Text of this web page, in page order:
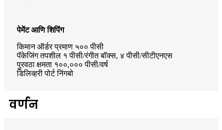
पेमेंट आणि शिपिंग
किमान ऑर्डर प्रमाण ५०० पीसी
पॅकेजिंग तपशील १ पीसी/रंगीत बॉक्स, ४ पीसी/सीटीएनएस
पुरवठा क्षमता १००,००० पीसी/वर्ष
डिलिव्हरी पोर्ट निंगबो
वर्णन